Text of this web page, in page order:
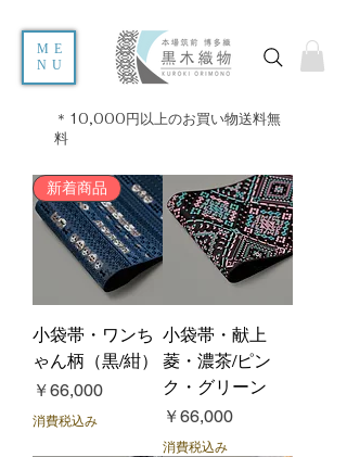
ME
NU
＊10,000円以上のお買い物送料無
料
新着商品
小袋帯・ワンち
ゃん柄（黒/紺）
価格
￥66,000
消費税込み
小袋帯・献上
菱・濃茶/ピン
ク・グリーン
価格
￥66,000
消費税込み